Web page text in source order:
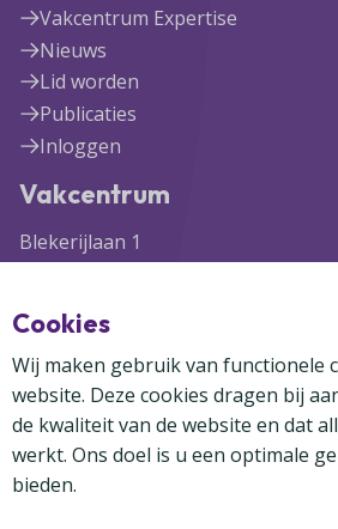
Vakcentrum Expertise
Nieuws
Lid worden
Publicaties
Inloggen
Vakcentrum
Blekerijlaan 1
info@vakcentrum.nl
Cookies
Wij maken gebruik van functionele
website. Deze cookies dragen bij
de kwaliteit van de website en dat
werkt. Ons doel is u een optimale
bieden.